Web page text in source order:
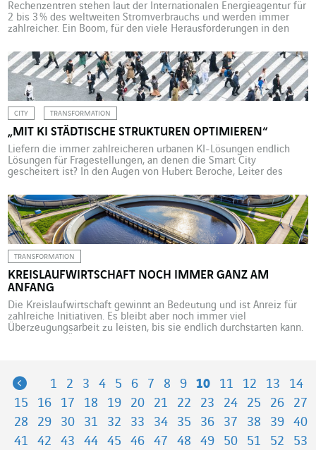
Rechenzentren stehen laut der Internationalen Energieagentur für
2 bis 3 % des weltweiten Stromverbrauchs und werden immer
zahlreicher. Ein Boom, für den viele Herausforderungen in den
Sicherheit zu bewältigen sind. Weltweit werden immer mehr
Rechenzentren gebaut. Aufgrund des schnellen Wachstums bei
Cloud-Computing, Künstlicher Intelligenz und der allgemeinen
Digitalisierung wird […]
CITY TRANSFORMATION
„MIT KI STÄDTISCHE STRUKTUREN OPTIMIEREN“
Liefern die immer zahlreicheren urbanen KI-Lösungen endlich
Lösungen für Fragestellungen, an denen die Smart City
gescheitert ist? In den Augen von Hubert Beroche, Leiter des
Einzigartigkeit verstanden sowie die Governance organisiert
werden. Wie gestalten sich Ihre theoretischen und praktischen
Arbeiten im Bereich der urbanen KI? […]
TRANSFORMATION
KREISLAUFWIRTSCHAFT NOCH IMMER GANZ AM
ANFANG
Die Kreislaufwirtschaft gewinnt an Bedeutung und ist Anreiz für
zahlreiche Initiativen. Es bleibt aber noch immer viel
Überzeugungsarbeit zu leisten, bis sie endlich durchstarten kann.
Previous
1 2 3 4 5 6 7 8 9 10 11 12 13
14
15
16 17 18 19 20 21 22 23 24 25 26
27
28
29 30 31 32 33 34 35 36 37 38 39
40
41
42 43 44 45 46 47 48 49 50 51 52
53